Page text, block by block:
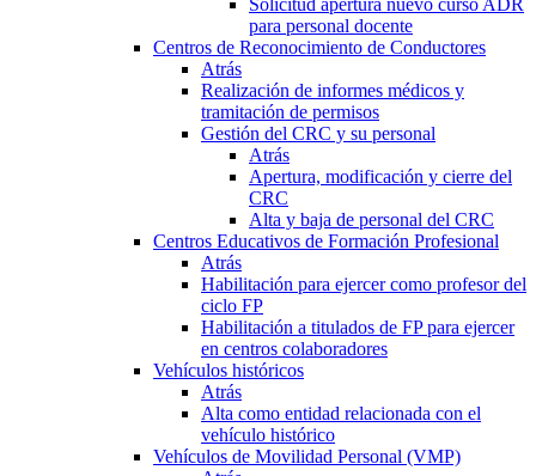
Solicitud apertura nuevo curso ADR
para personal docente
Centros de Reconocimiento de Conductores
Atrás
Realización de informes médicos y
tramitación de permisos
Gestión del CRC y su personal
Atrás
Apertura, modificación y cierre del
CRC
Alta y baja de personal del CRC
Centros Educativos de Formación Profesional
Atrás
Habilitación para ejercer como profesor del
ciclo FP
Habilitación a titulados de FP para ejercer
en centros colaboradores
Vehículos históricos
Atrás
Alta como entidad relacionada con el
vehículo histórico
Vehículos de Movilidad Personal (VMP)